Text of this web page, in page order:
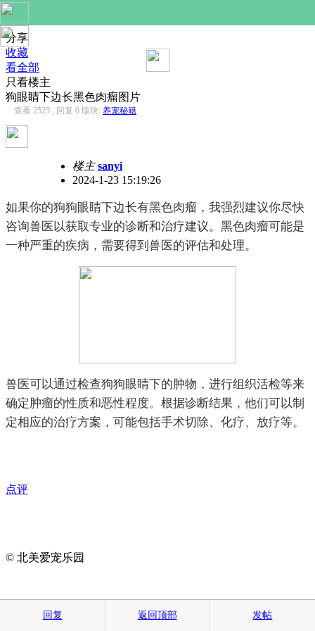
分享
收藏
看全部
只看楼主
狗眼睛下边长黑色肉瘤图片
查看 2525 , 回复 0 版块: 养宠秘籍
楼主 sanyi
2024-1-23 15:19:26
如果你的狗狗眼睛下边长有黑色肉瘤，我强烈建议你尽快
咨询兽医以获取专业的诊断和治疗建议。黑色肉瘤可能是
一种严重的疾病，需要得到兽医的评估和处理。
兽医可以通过检查狗狗眼睛下的肿物，进行组织活检等来
确定肿瘤的性质和恶性程度。根据诊断结果，他们可以制
定相应的治疗方案，可能包括手术切除、化疗、放疗等。
点评
回复 返回顶部 发帖
© 北美爱宠乐园